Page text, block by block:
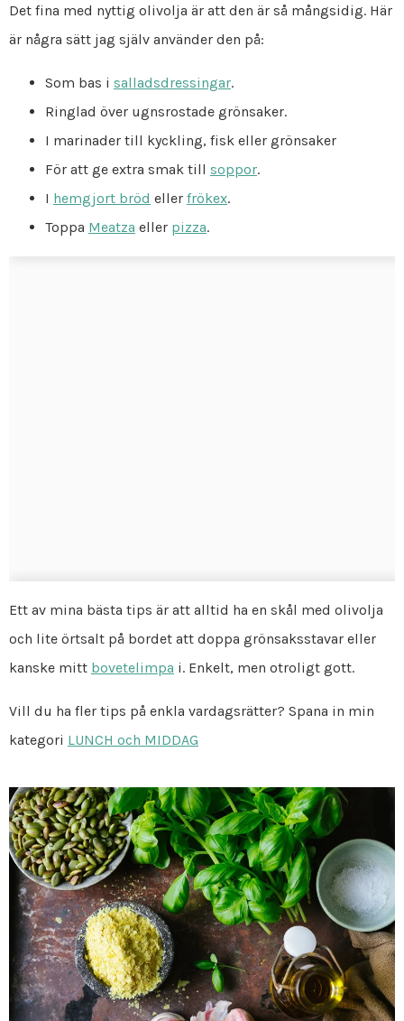
Det fina med nyttig olivolja är att den är så mångsidig. Här
är några sätt jag själv använder den på:
Som bas i salladsdressingar.
Ringlad över ugnsrostade grönsaker.
I marinader till kyckling, fisk eller grönsaker
För att ge extra smak till soppor.
I hemgjort bröd eller frökex.
Toppa Meatza eller pizza.
Ett av mina bästa tips är att alltid ha en skål med olivolja
och lite örtsalt på bordet att doppa grönsaksstavar eller
kanske mitt bovetelimpa i. Enkelt, men otroligt gott.
Vill du ha fler tips på enkla vardagsrätter? Spana in min
kategori LUNCH och MIDDAG